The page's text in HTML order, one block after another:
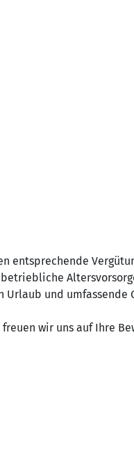
entsprechende
Urlaub und umfassende
wir uns auf Ihre